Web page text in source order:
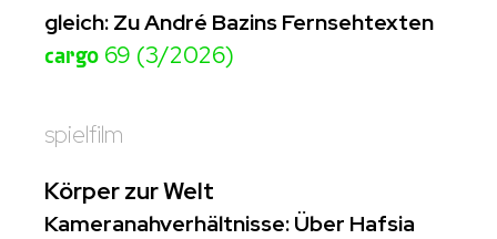
gleich: Zu André Bazins Fernsehtexten
cargo 69 (3/2026)
spielfilm
Körper zur Welt
Kameranahverhältnisse: Über Hafsia